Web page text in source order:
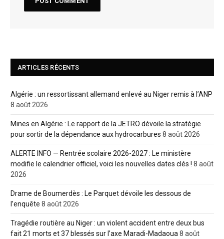
ARTICLES RÉCENTS
Algérie : un ressortissant allemand enlevé au Niger remis à l’ANP
8 août 2026
Mines en Algérie : Le rapport de la JETRO dévoile la stratégie
pour sortir de la dépendance aux hydrocarbures 8 août 2026
ALERTE INFO — Rentrée scolaire 2026-2027 : Le ministère
modifie le calendrier officiel, voici les nouvelles dates clés ! 8 août
2026
Drame de Boumerdès : Le Parquet dévoile les dessous de
l’enquête 8 août 2026
Tragédie routière au Niger : un violent accident entre deux bus
fait 21 morts et 37 blessés sur l’axe Maradi-Madaoua8 août